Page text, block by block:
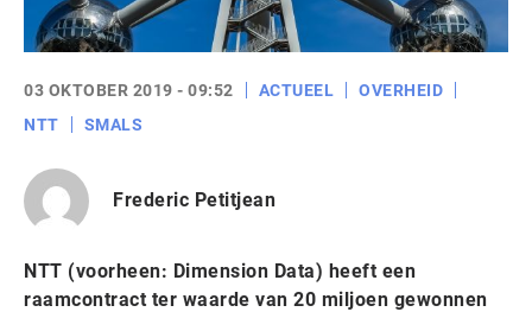
03 OKTOBER 2019 - 09:52 ACTUEEL
OVERHEID
NTT
SMALS
Frederic Petitjean
NTT (voorheen: Dimension Data) heeft een
raamcontract ter waarde van 20 miljoen gewonnen